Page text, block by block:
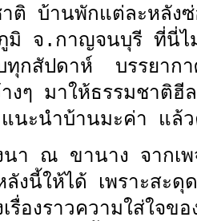
าติ บ้านพักแต่ละหลั
มิ จ.กาญจนบุรี ที่นี่ไ
บทุกสัปดาห์ บรรยาก
งๆ มาให้ธรรมชาติฮี
นะนำบ้านมะค่า แล้
า ณ ขานาง จากเพ
งนี้ให้ได้ เพราะสะ
รื่องราวความใส่ใจ